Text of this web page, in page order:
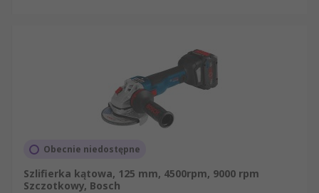
Obecnie niedostępne
Szlifierka kątowa, 125 mm, 4500rpm, 9000 rpm
Szczotkowy, Bosch